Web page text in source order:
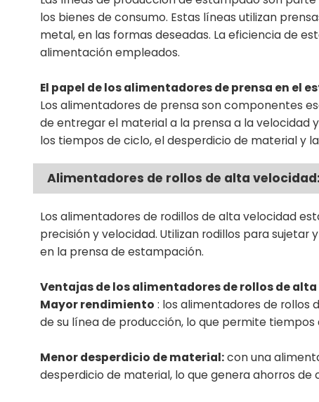
los bienes de consumo. Estas líneas utilizan
metal, en las formas deseadas. La eficiencia de
alimentación empleados.
El papel de los alimentadores de prensa en el
Los alimentadores de prensa son componentes
de entregar el material a la prensa a la
los tiempos de ciclo, el desperdicio de material y
Alimentadores de rollos de alta
Los alimentadores de rodillos de alta velocidad
precisión y velocidad. Utilizan rodillos para
en la prensa de estampación.
Ventajas de los alimentadores de rollos de
Mayor rendimiento : los alimentadores de rollos
de su línea de producción, lo que permite
Menor desperdicio de material:con una
desperdicio de material, lo que genera ahorros de